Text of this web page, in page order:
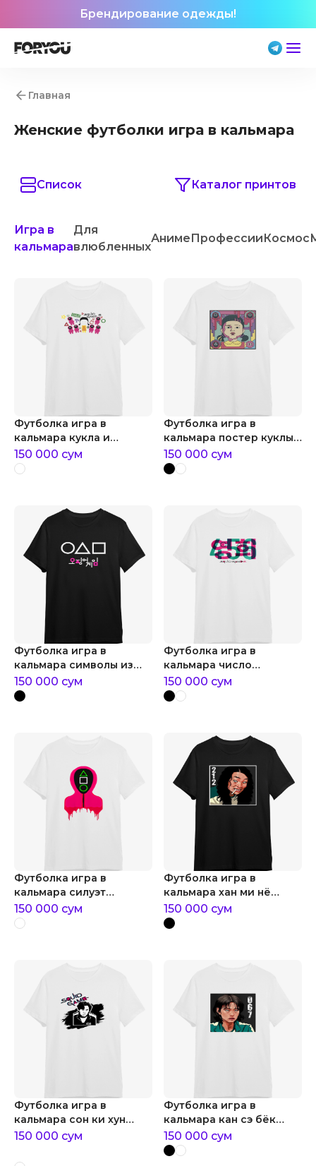
Брендирование одежды!
Главная
Женские футболки игра в кальмара
Список Каталог принтов
Игра в
кальмара
Для
влюбленных
АнимеПрофессииКосмос
Футболка игра в
кальмара кукла и
охранники
150 000 сум
Футболка игра в
кальмара постер куклы
ён хи
150 000 сум
Футболка игра в
кальмара символы из
игры в кальмара
150 000 сум
Футболка игра в
кальмара число
участника
150 000 сум
Футболка игра в
кальмара силуэт
охранника
150 000 сум
Футболка игра в
кальмара хан ми нё
игрок №212
150 000 сум
Футболка игра в
кальмара сон ки хун
игрок №456
150 000 сум
Футболка игра в
кальмара кан сэ бёк
игрок №067
150 000 сум